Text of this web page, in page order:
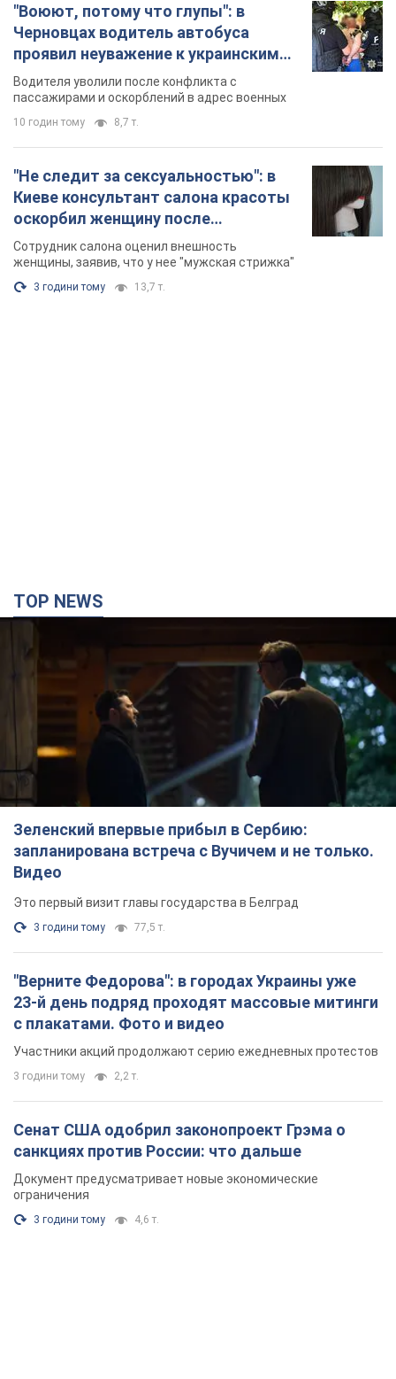
"Воюют, потому что глупы": в
Черновцах водитель автобуса
проявил неуважение к украинским
военным и поплатился за это.
Видео
Водителя уволили после конфликта с
пассажирами и оскорблений в адрес военных
10 годин тому 8,7 т.
"Не следит за сексуальностью": в
Киеве консультант салона красоты
оскорбил женщину после
химиотерапии, разгорелся скандал.
Фото
Сотрудник салона оценил внешность
женщины, заявив, что у нее "мужская стрижка"
3 години тому 13,7 т.
TOP NEWS
Зеленский впервые прибыл в Сербию:
запланирована встреча с Вучичем и не только.
Видео
Это первый визит главы государства в Белград
3 години тому 77,5 т.
"Верните Федорова": в городах Украины уже
23-й день подряд проходят массовые митинги
с плакатами. Фото и видео
Участники акций продолжают серию ежедневных протестов
3 години тому 2,2 т.
Сенат США одобрил законопроект Грэма о
санкциях против России: что дальше
Документ предусматривает новые экономические
ограничения
3 години тому 4,6 т.